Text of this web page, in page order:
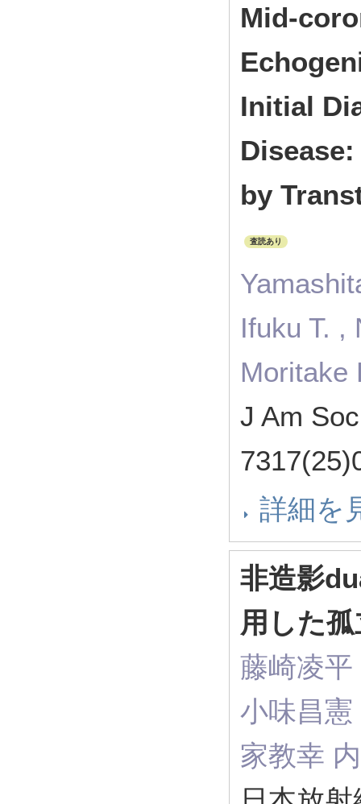
Mid-
Initial
by
査読あり
Ifuku T. ,
Moritake
J Am
詳細を
非造影
用した
藤崎凌
小味昌
家教幸